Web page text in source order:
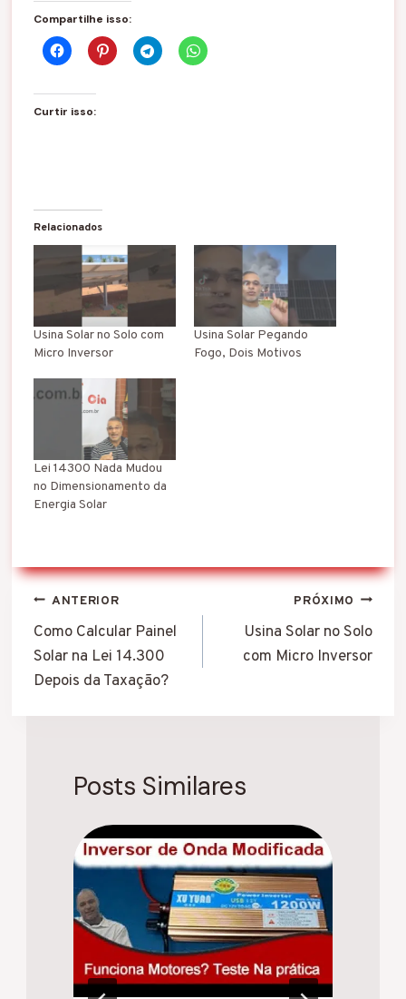
Compartilhe isso:
Curtir isso:
Relacionados
Usina Solar no Solo com
Micro Inversor
Usina Solar Pegando
Fogo, Dois Motivos
Lei 14300 Nada Mudou
no Dimensionamento da
Energia Solar
Navegação
de
Post
ANTERIOR
Como Calcular Painel
Solar na Lei 14.300
Depois da Taxação?
PRÓXIMO
Usina Solar no Solo
com Micro Inversor
Posts Similares